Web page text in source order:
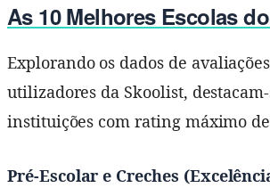
As 10 Melhores Escolas
Explorando os dados de
utilizadores da Skoolist,
instituições com rating máximo
Pré-Escolar e Creches